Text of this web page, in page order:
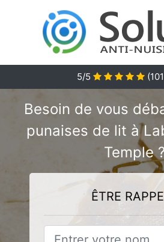
5/5 (101
Besoin de vous
punaises de lit à
Temple ?
ÊTRE